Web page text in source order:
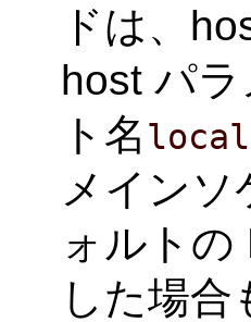
ドは、
host パ
ト名
メイン
ォルト
した場合